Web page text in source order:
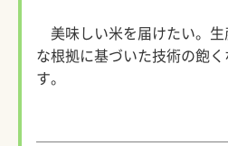
美味しい米を届けたい。
な根拠に基づいた技術の飽
す。